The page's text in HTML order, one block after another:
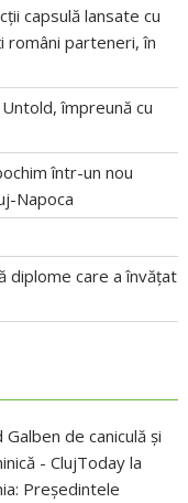
capsulă lansate cu
români parteneri, în
împreună cu
într-un nou
Napoca
diplome care a învățat
de caniculă și
- ClujToday la
Președintele